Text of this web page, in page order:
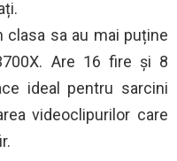
clasa sa au mai puține
Are 16 fire și 8
ideal pentru sarcini
videoclipurilor care